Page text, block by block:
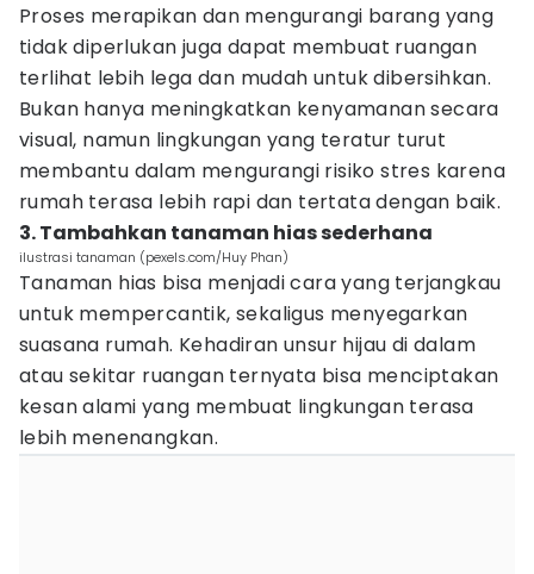
Proses merapikan dan mengurangi barang yang
tidak diperlukan juga dapat membuat ruangan
terlihat lebih lega dan mudah untuk dibersihkan.
Bukan hanya meningkatkan kenyamanan secara
visual, namun lingkungan yang teratur turut
membantu dalam mengurangi risiko stres karena
rumah terasa lebih rapi dan tertata dengan baik.
3. Tambahkan tanaman hias sederhana
ilustrasi tanaman (pexels.com/Huy Phan)
Tanaman hias bisa menjadi cara yang terjangkau
untuk mempercantik, sekaligus menyegarkan
suasana rumah. Kehadiran unsur hijau di dalam
atau sekitar ruangan ternyata bisa menciptakan
kesan alami yang membuat lingkungan terasa
lebih menenangkan.